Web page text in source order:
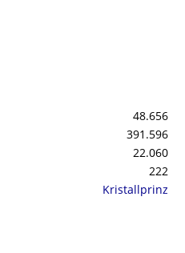
48.656
391.596
22.060
222
Kristallprinz